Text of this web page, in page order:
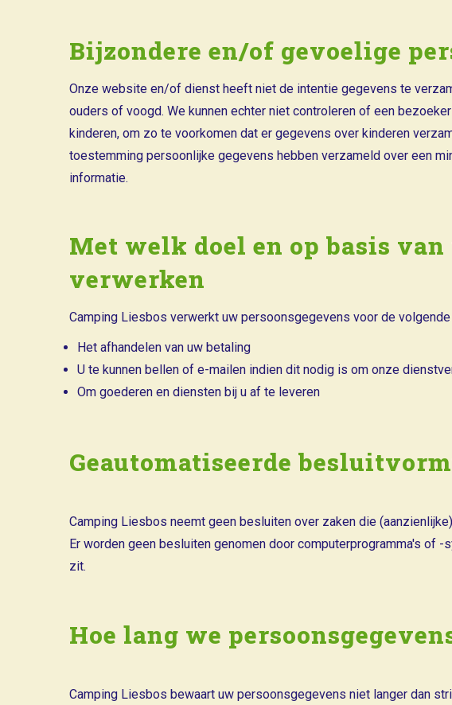
Bijzondere en/of gevoelige
Onze website en/of dienst heeft niet de intentie gegevens te
ouders of voogd. We kunnen echter niet controleren of een
kinderen, om zo te voorkomen dat er gegevens over kinderen
toestemming persoonlijke gegevens hebben verzameld over een
informatie.
Met welk doel en op basis
verwerken
Camping Liesbos verwerkt uw persoonsgegevens voor de volgende
Het afhandelen van uw betaling
U te kunnen bellen of e-mailen indien dit nodig is om onze
Om goederen en diensten bij u af te leveren
Geautomatiseerde
Camping Liesbos neemt geen besluiten over zaken die
Er worden geen besluiten genomen door computerprogramma's of
zit.
Hoe lang we
Camping Liesbos bewaart uw persoonsgegevens niet langer dan